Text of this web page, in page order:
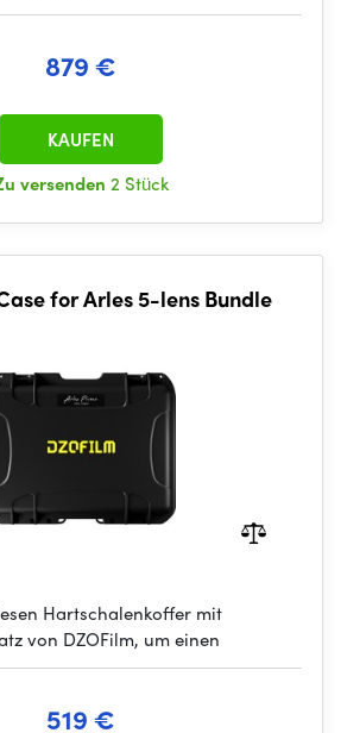
879 €
versenden 2 Stück
KAUFEN
for Arles 5-lens Bundle
Hartschalenkoffer mit
von DZOFilm, um einen
519 €